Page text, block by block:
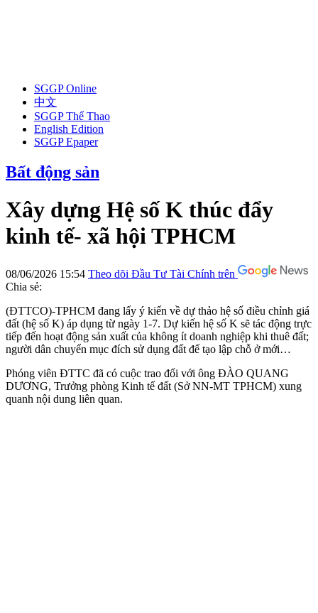
SGGP Online
中文
SGGP Thể Thao
English Edition
SGGP Epaper
Bất động sản
Xây dựng Hệ số K thúc đẩy
kinh tế- xã hội TPHCM
08/06/2026 15:54 Theo dõi Đầu Tư Tài Chính trên
Chia sẻ:
(ĐTTCO)-TPHCM đang lấy ý kiến về dự thảo hệ số điều chỉnh giá
đất (hệ số K) áp dụng từ ngày 1-7. Dự kiến hệ số K sẽ tác động trực
tiếp đến hoạt động sản xuất của không ít doanh nghiệp khi thuê đất;
người dân chuyển mục đích sử dụng đất để tạo lập chỗ ở mới…
Phóng viên ĐTTC đã có cuộc trao đổi với ông ĐÀO QUANG
DƯƠNG, Trưởng phòng Kinh tế đất (Sở NN-MT TPHCM) xung
quanh nội dung liên quan.